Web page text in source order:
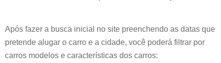
Após fazer a busca inicial no site preenchendo as datas que
pretende alugar o carro e a cidade, você poderá filtrar por
carros modelos e características dos carros: